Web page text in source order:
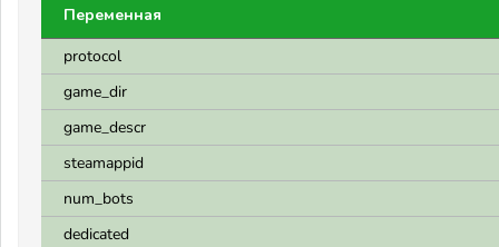
Переменная
protocol
game_dir
game_descr
steamappid
num_bots
dedicated